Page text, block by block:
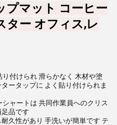
プマット コーヒー
ター オフィス,レ
付けられ 滑らかなく 木材や塗
ータップに よく貼り付けられま
ャートは 共同作業員へのクリス
品です
久性があり 手洗いが簡単です テ